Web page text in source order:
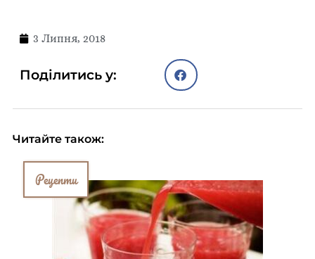
3 Липня, 2018
Поділитись у:
Читайте також:
Рецепти